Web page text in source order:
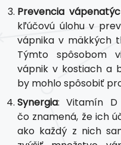
Prevencia
kľúčovú úlohu v
vápnika v mäkkých
Týmto spôsobom
vápnik v kostiach a
by mohlo spôsobiť
Synergia: Vitamín D
čo znamená, že ich
ako každý z nich